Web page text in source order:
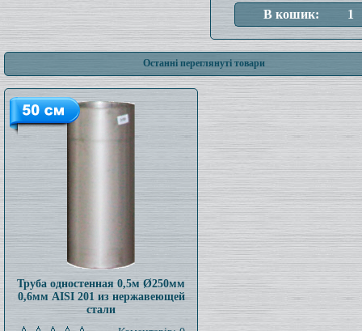
Останні переглянуті товари
Труба одностенная 0,5м Ø250мм
0,6мм AISI 201 из нержавеющей
стали